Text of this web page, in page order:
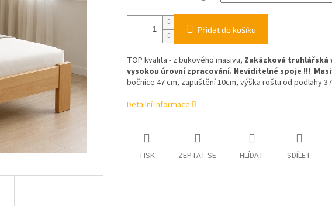
Přidat do košíku
TOP kvalita - z bukového masivu, Zakázková truhlářská
vysokou úrovní zpracování. Neviditelné spoje !!!
bočnice 47 cm, zapuštění 10cm, výška roštu od podlahy
Detailní informace
TISK ZEPTAT SE HLÍDAT SDÍLET